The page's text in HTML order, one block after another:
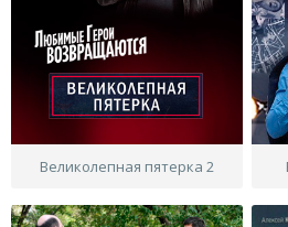
Великолепная пятерка 2